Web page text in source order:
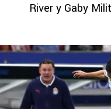
River y Gaby